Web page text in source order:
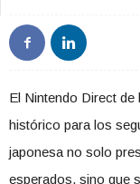
​El Nintendo Direct
histórico para los
japonesa no solo
esperados, sino que